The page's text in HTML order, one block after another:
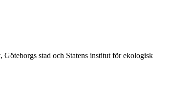
Göteborgs stad och Statens institut för ekologisk